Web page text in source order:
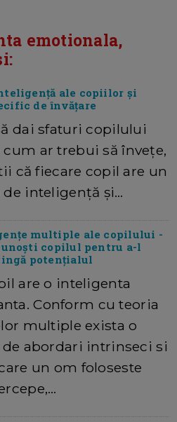
emotionala,
ale copiilor și
de învățare
dai sfaturi copilului
ar trebui să învețe,
că fiecare copil are un
inteligență și…
multiple ale copilului -
copilul pentru a-l
potențialul
are o inteligenta
Conform cu teoria
multiple exista o
abordari intrinseci si
un om foloseste